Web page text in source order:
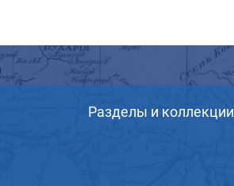
Разделы и коллекции